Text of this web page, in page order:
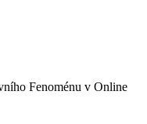
Fenoménu v Online